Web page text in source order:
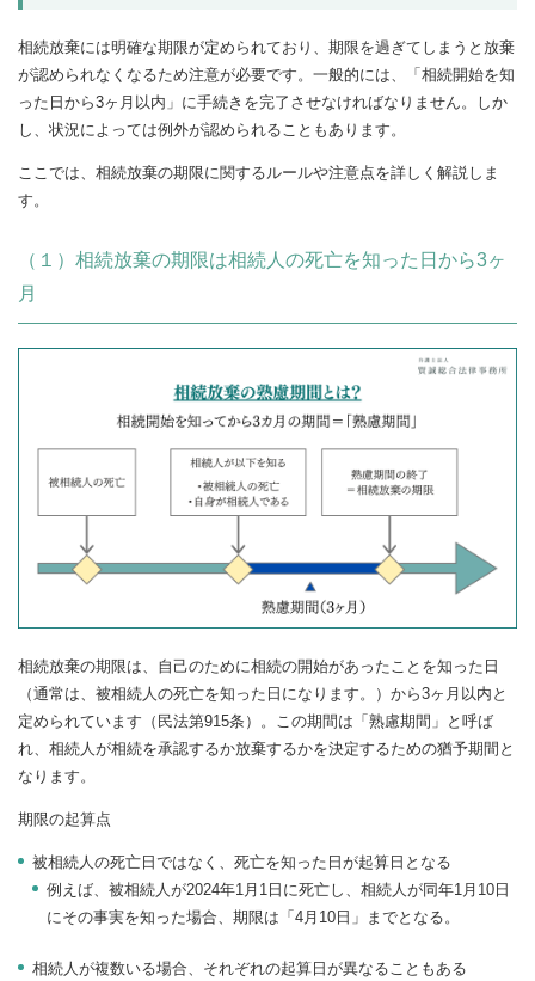
相続放棄には明確な期限が定められており、期限を過ぎてしまうと放棄
が認められなくなるため注意が必要です。一般的には、「相続開始を知
った日から3ヶ月以内」に手続きを完了させなければなりません。しか
し、状況によっては例外が認められることもあります。
ここでは、相続放棄の期限に関するルールや注意点を詳しく解説しま
す。
（１）相続放棄の期限は相続人の死亡を知った日から3ヶ
月
相続放棄の期限は、自己のために相続の開始があったことを知った日
（通常は、被相続人の死亡を知った日になります。）から3ヶ月以内と
定められています（民法第915条）。この期間は「熟慮期間」と呼ば
れ、相続人が相続を承認するか放棄するかを決定するための猶予期間と
なります。
期限の起算点
被相続人の死亡日ではなく、死亡を知った日が起算日となる
例えば、被相続人が2024年1月1日に死亡し、相続人が同年1月10日
にその事実を知った場合、期限は「4月10日」までとなる。
相続人が複数いる場合、それぞれの起算日が異なることもある